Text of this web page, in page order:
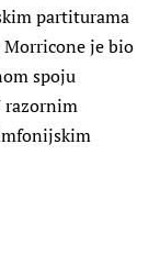
partiturama
je bio
spoju
razornim